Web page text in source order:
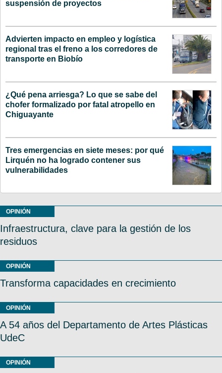
suspensión de proyectos
Advierten impacto en empleo y logística
regional tras el freno a los corredores de
transporte en Biobío
¿Qué pena arriesga? Lo que se sabe del
chofer formalizado por fatal atropello en
Chiguayante
Tres emergencias en siete meses: por qué
Lirquén no ha logrado contener sus
vulnerabilidades
OPINIÓN
Infraestructura, clave para la gestión de los
residuos
OPINIÓN
Transforma capacidades en crecimiento
OPINIÓN
A 54 años del Departamento de Artes Plásticas
UdeC
OPINIÓN